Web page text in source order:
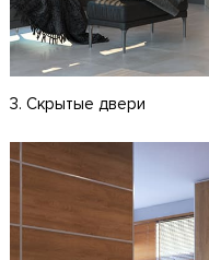
3. Скрытые двери